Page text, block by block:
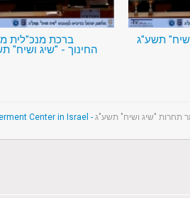
ברכת מנכ"לית
החינוך - "שיג ושיח"
תשע"ג
תחרות "שיג ושיח" תשע"ג